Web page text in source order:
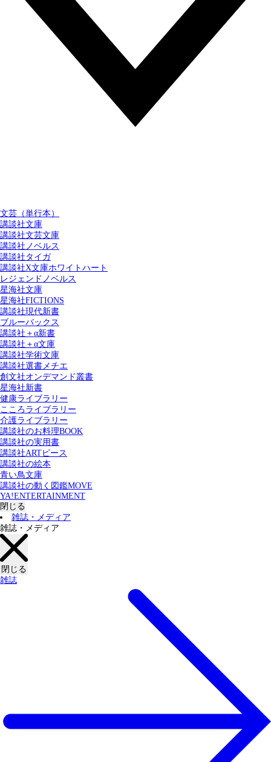
文芸（単行本）
講談社文庫
講談社文芸文庫
講談社ノベルス
講談社タイガ
講談社X文庫ホワイトハート
レジェンドノベルス
星海社文庫
星海社FICTIONS
講談社現代新書
ブルーバックス
講談社＋α新書
講談社＋α文庫
講談社学術文庫
講談社選書メチエ
創文社オンデマンド叢書
星海社新書
健康ライブラリー
こころライブラリー
介護ライブラリー
講談社のお料理BOOK
講談社の実用書
講談社ARTピース
講談社の絵本
青い鳥文庫
講談社の動く図鑑MOVE
YA!ENTERTAINMENT
閉じる
雑誌・メディア
雑誌・メディア
閉じる
雑誌